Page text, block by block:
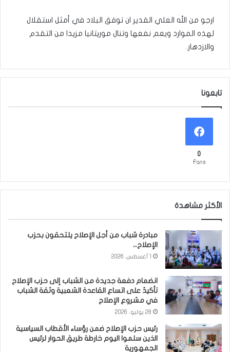
ارجو من الله العلي القدير ان توفق البلاد في أمثل استقلال
لهذه الموارد ويعم نفعها وتنال موريتانيا مزيدا من التقدم
والازدهار.
تابعونا
0
Fans
الأكثر مشاهدة
مبادرة شباب من أجل الإصلاح يلتحقون بحزب
الإصلاح،،
انضمام دفعة جديدة من الشباب إلى حزب الإصلاح
تأكيدٌ على اتساع القاعدة الشعبية وثقة الشباب
في مشروع الإصلاح
28 يوليو، 2026
رئيس حزب الإصلاح ضمن رؤساء الأقطاب السياسية
الذين سلموا اليوم خارطة طريق الحوار لرئيس
الجمهورية